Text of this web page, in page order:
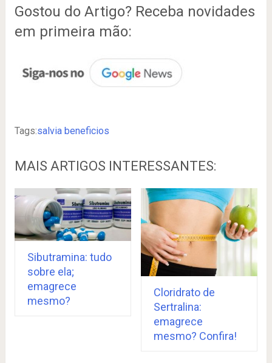
Gostou do Artigo? Receba novidades
em primeira mão:
Tags:salvia beneficios
MAIS ARTIGOS INTERESSANTES:
Sibutramina: tudo
sobre ela;
emagrece
mesmo?
Cloridrato de
Sertralina:
emagrece
mesmo? Confira!